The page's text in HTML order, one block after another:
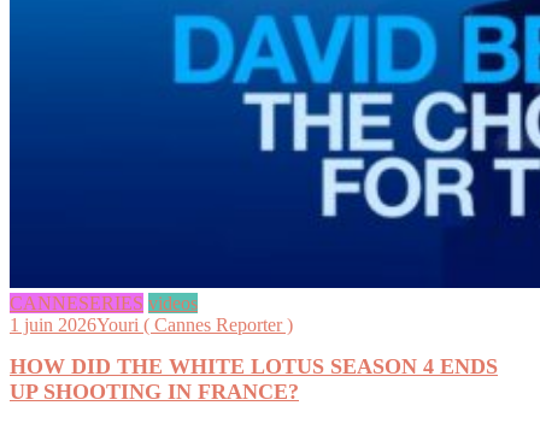
CANNESERIES videos
1 juin 2026Youri ( Cannes Reporter )
HOW DID THE WHITE LOTUS SEASON 4 ENDS
UP SHOOTING IN FRANCE?